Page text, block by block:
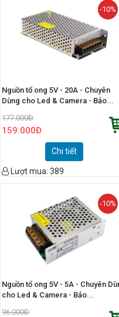
-10%
Nguồn tổ ong 5V - 20A - Chuyên
Dùng cho Led & Camera - Bảo...
177.000Đ
159.000Đ
Chi tiết
Lượt mua: 389
-10%
Nguồn tổ ong 5V - 5A - Chuyên
cho Led & Camera - Bảo...
96.000Đ